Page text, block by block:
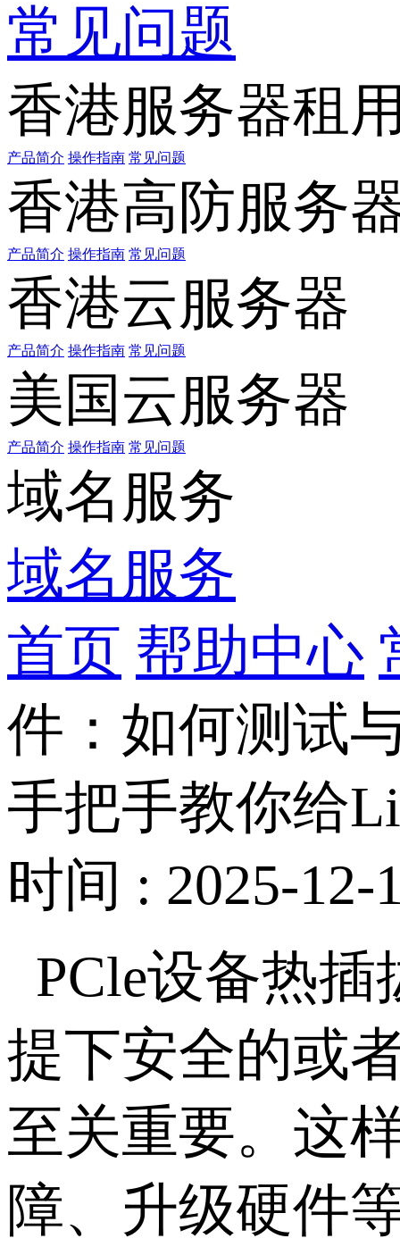
常见问题
香港服务器租
产品简介 操作指南 常见问题
香港高防服务
产品简介 操作指南 常见问题
香港云服务器
产品简介 操作指南 常见问题
美国云服务器
产品简介 操作指南 常见问题
域名服务
域名服务
首页 帮助中心
件：如何测试
手把手教你给
时间 : 2025-12-
PCle设备热插
提下安全的或
至关重要。这
障、升级硬件